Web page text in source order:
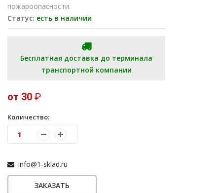
пожароопасности.
Статус: есть в наличии
Бесплатная доставка до терминала
транспортной компании
от 30 ₽
Количество:
info@1-sklad.ru
ЗАКАЗАТЬ